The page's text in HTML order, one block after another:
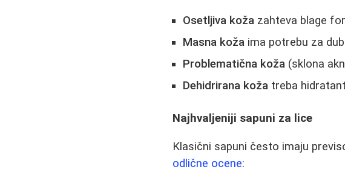
Osetljiva koža zahteva blage
Masna koža ima potrebu za
Problematična koža (sklona
Dehidrirana koža treba
Najhvaljeniji sapuni za lice
Klasični sapuni često imaju
odlične ocene: